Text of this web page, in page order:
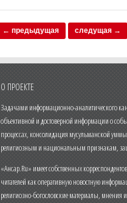
← предыдущая следущая →
О ПРОЕКТЕ
Задачами информационно-аналитического
объективной и достоверной информации о
процессах, консолидация мусульманской
религиозным и национальным признакам,
«Ансар.Ru» имеет собственных
читателей как оперативную новостную
религиозно-богословские материалы, мнения